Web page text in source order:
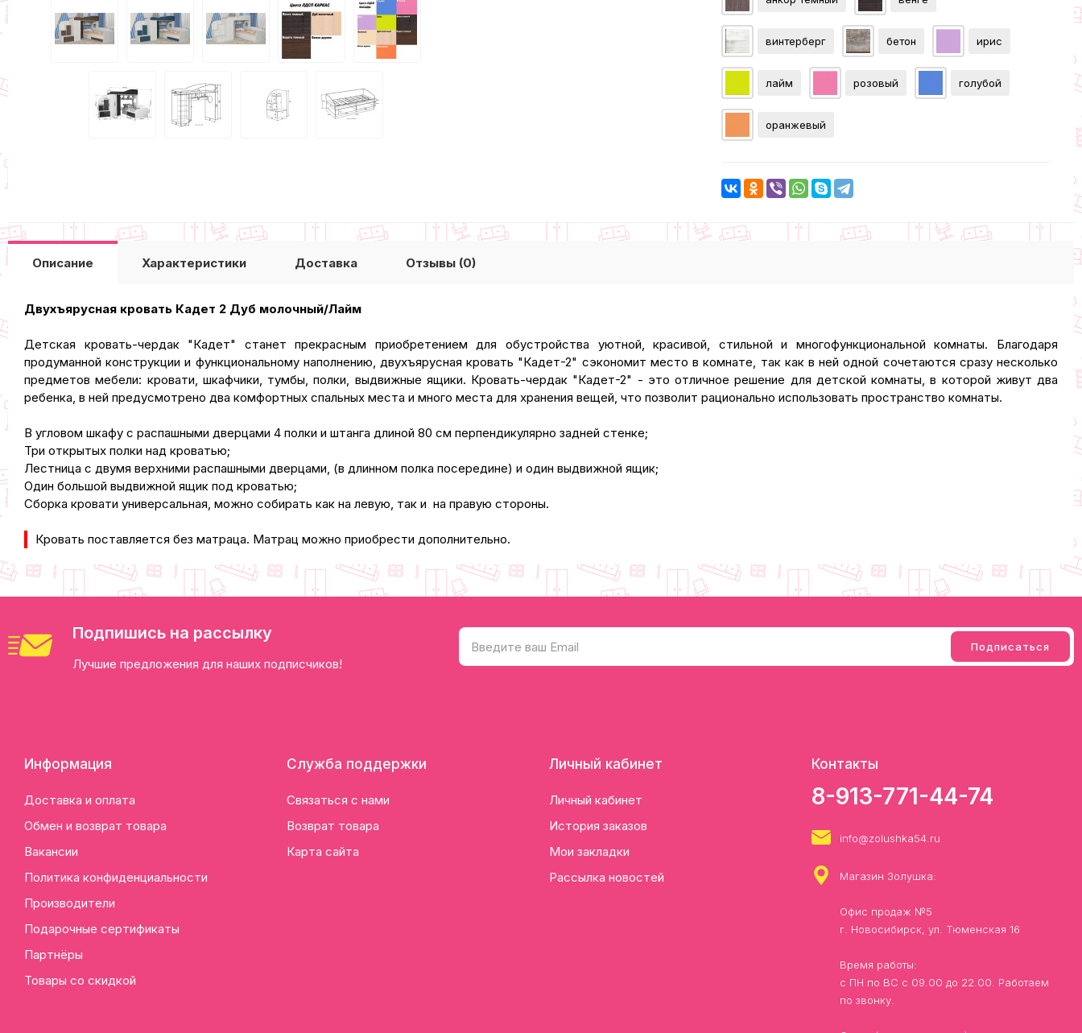
винтерберг бетон ирис
лайм розовый голубой
оранжевый
Описание Характеристики Доставка Отзывы (0)
Двухъярусная кровать Кадет 2 Дуб молочный/Лайм
Детская кровать-чердак "Кадет" станет прекрасным приобретением для обустройства уютной, красивой, стильной и многофункциональной комнаты. Благодаря
продуманной конструкции и функциональному наполнению, двухъярусная кровать "Кадет-2" сэкономит место в комнате, так как в ней одной сочетаются сразу несколько
предметов мебели: кровати, шкафчики, тумбы, полки, выдвижные ящики. Кровать-чердак "Кадет-2" - это отличное решение для детской комнаты, в которой живут два
ребенка, в ней предусмотрено два комфортных спальных места и много места для хранения вещей, что позволит рационально использовать пространство комнаты.
В угловом шкафу с распашными дверцами 4 полки и штанга длиной 80 см перпендикулярно задней стенке;
Три открытых полки над кроватью;
Лестница с двумя верхними распашными дверцами, (в длинном полка посередине) и один выдвижной ящик;
Один большой выдвижной ящик под кроватью;
Сборка кровати универсальная, можно собирать как на левую, так и на правую стороны.
Кровать поставляется без матраца. Матрац можно приобрести дополнительно.
Подпишись на рассылку
Лучшие предложения для наших подписчиков!
Информация
Доставка и оплата
Обмен и возврат товара
Вакансии
Политика конфиденциальности
Производители
Подарочные сертификаты
Партнёры
Товары со скидкой
Служба поддержки
Связаться с нами
Возврат товара
Карта сайта
Личный кабинет
Личный кабинет
История заказов
Мои закладки
Рассылка новостей
Контакты
8-913-771-44-74
info@zolushka54.ru
Магазин Золушка:
Офис продаж №5
г. Новосибирск, ул. Тюменская 16
Время работы:
с ПН по ВС с 09.00 до 22.00. Работаем
по звонку.